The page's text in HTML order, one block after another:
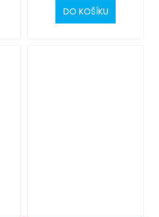
DO KOŠÍKU